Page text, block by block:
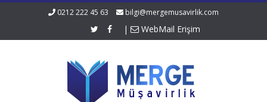
0212 222 45 63 bilgi@mergemusavirlik.com
| WebMail Erişim